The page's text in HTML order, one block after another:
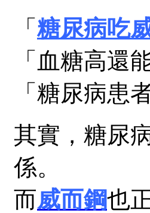
「 糖尿病吃
「血糖高還
「糖尿病患
其實，糖尿
係。
而威而鋼也